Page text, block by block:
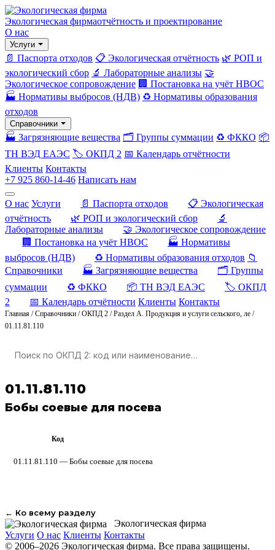
Экологическая фирмаотчётность и проектирование
О нас
Услуги
📄 Паспорта отходов 📋 Экологическая отчётность 🌿 РОП и
экологический сбор 🔬 Лабораторные анализы 🤝
Экологическое сопровождение 🏢 Постановка на учёт НВОС
🏭 Нормативы выбросов (НДВ) ♻️ Нормативы образования
отходов
Справочники
🏭 Загрязняющие вещества 🗂️ Группы суммации ♻️ ФККО 📦
ТН ВЭД ЕАЭС 🏷️ ОКПД 2 📅 Календарь отчётности
Клиенты Контакты
+7 925 860-14-46 Написать нам
О нас Услуги 📄 Паспорта отходов
📋 Экологическая
отчётность
🌿 РОП и экологический сбор
🔬
Лабораторные анализы
🤝 Экологическое сопровождение
🏢 Постановка на учёт НВОС
🏭 Нормативы
выбросов (НДВ)
♻️ Нормативы образования отходов 📁
Справочники
🏭 Загрязняющие вещества
🗂️ Группы
суммации
♻️ ФККО 📦 ТН ВЭД ЕАЭС
🏷️ ОКПД
2
📅 Календарь отчётности Клиенты Контакты
Главная /Справочники /ОКПД 2 /Раздел A. Продукция и услуги сельского, ле /
01.11.81.110
01.11.81.110
Бобы соевые для посева
Код
01.11.81.110 — Бобы соевые для посева
← Ко всему разделу
Экологическая фирма
Услуги О нас Клиенты Контакты
© 2006–2026 Экологическая фирма. Все права защищены.